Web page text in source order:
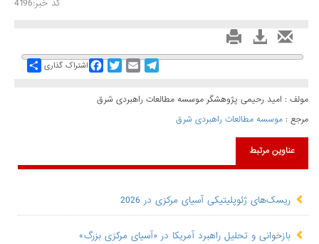
کد خبر:4196
Share اشتراک گذاری
FacebookTwitterEmail
Telegram
مولف : امید رحیمی پژوهشگر موسسه مطالعات راهبردی شرق
مرجع : موسسه مطالعات راهبردی شرق
عناوین مرتبط
ریسک‌های ژئوپلیتیکی آسیای مرکزی در 2026
بازخوانی و تحلیل راهبرد آمریکا در «آسیای مرکزی بزرگ»